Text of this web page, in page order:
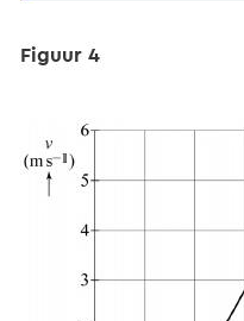
Figuur 4